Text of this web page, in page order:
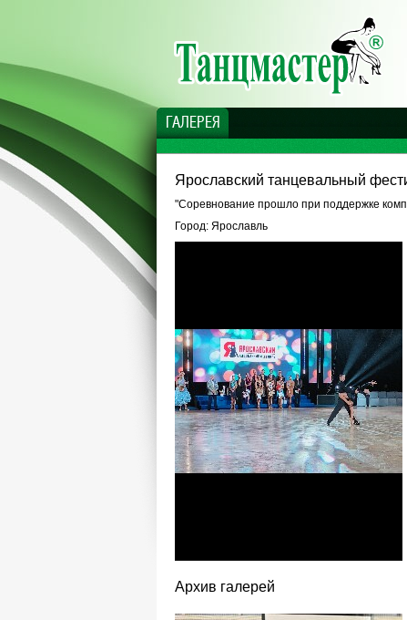
ГАЛЕРЕЯ
Ярославский танцевальный
"Соревнование прошло при поддержке
Город: Ярославль
Архив галерей